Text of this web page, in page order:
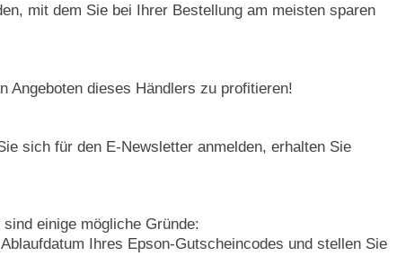
mit dem Sie bei Ihrer Bestellung am meisten sparen
Angeboten dieses Händlers zu profitieren!
sich für den E-Newsletter anmelden, erhalten Sie
einige mögliche Gründe:
Ihres Epson-Gutscheincodes und stellen Sie